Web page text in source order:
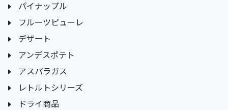
パイナップル
フルーツピューレ
デザート
アンデスポテト
アスパラガス
レトルトシリーズ
ドライ商品